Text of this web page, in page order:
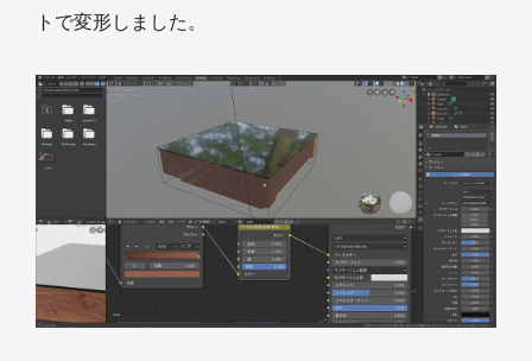
トで変形しました。